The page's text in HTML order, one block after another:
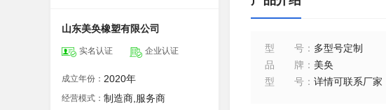
山东美奂橡塑有限公司
实名认证 企业认证
成立年份： 2020年
经营模式： 制造商,服务商
型号 ： 多型号定制
品牌 ： 美奂
型号 ： 详情可联系厂家